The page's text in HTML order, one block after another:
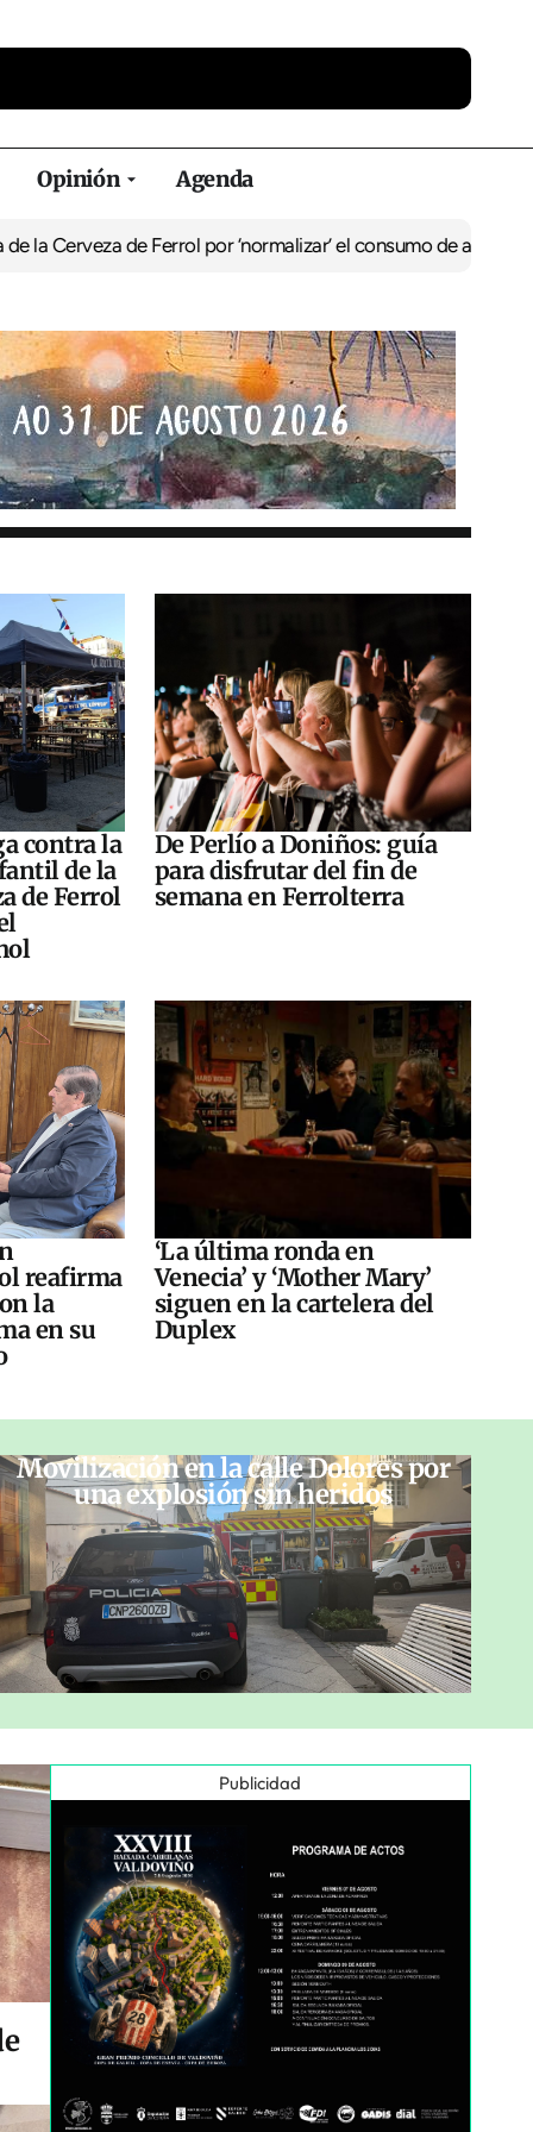
Opinión Agenda
de Ferrol por ‘normalizar’ el consumo de alcoholDe Perlío a
contra la
de la
de Ferrol
De Perlío a Doniños: guía
para disfrutar del fin de
semana en Ferrolterra
reafirma
la
en su
‘La última ronda en
Venecia’ y ‘Mother Mary’
siguen en la cartelera del
Duplex
Movilización en la calle Dolores por
una explosión sin heridos
Publicidad